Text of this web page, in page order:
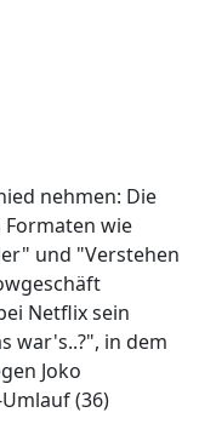
nehmen: Die
Formaten wie
und "Verstehen
Netflix sein
war's..?", in dem
Joko
(36)